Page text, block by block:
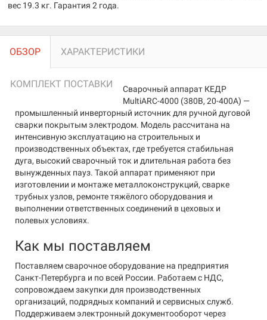
вес 19.3 кг. Гарантия 2 года.
ОБЗОР ХАРАКТЕРИСТИКИ
КОМПЛЕКТ ПОСТАВКИ
Сварочный аппарат КЕДР
MultiARC-4000 (380В, 20-400А) —
промышленный инверторный источник для ручной дуговой
сварки покрытым электродом. Модель рассчитана на
интенсивную эксплуатацию на строительных и
производственных объектах, где требуется стабильная
дуга, высокий сварочный ток и длительная работа без
вынужденных пауз. Такой аппарат применяют при
изготовлении и монтаже металлоконструкций, сварке
трубных узлов, ремонте тяжёлого оборудования и
выполнении ответственных соединений в цеховых и
полевых условиях.
Как мы поставляем
Поставляем сварочное оборудование на предприятия
Санкт-Петербурга и по всей России. Работаем с НДС,
сопровождаем закупки для производственных
организаций, подрядных компаний и сервисных служб.
Поддерживаем электронный документооборот через